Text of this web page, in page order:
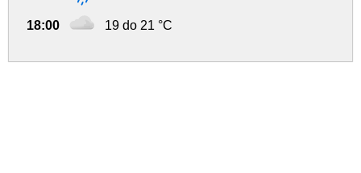
18:00 19 do 21 °C